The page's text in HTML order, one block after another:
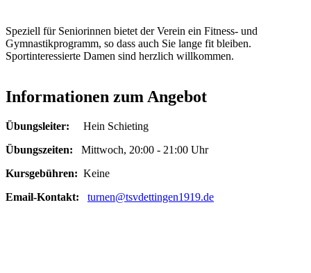
Speziell für Seniorinnen bietet der Verein ein Fitness- und
Gymnastikprogramm, so dass auch Sie lange fit bleiben.
Sportinteressierte Damen sind herzlich willkommen.
Informationen zum Angebot
Übungsleiter: Hein Schieting
Übungszeiten: Mittwoch, 20:00 - 21:00 Uhr
Kursgebühren: Keine
Email-Kontakt:
turnen@tsvdettingen1919.de